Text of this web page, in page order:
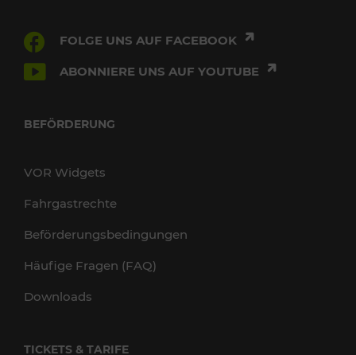
FOLGE UNS AUF FACEBOOK
ABONNIERE UNS AUF YOUTUBE
BEFÖRDERUNG
VOR Widgets
Fahrgastrechte
Beförderungsbedingungen
Häufige Fragen (FAQ)
Downloads
TICKETS & TARIFE